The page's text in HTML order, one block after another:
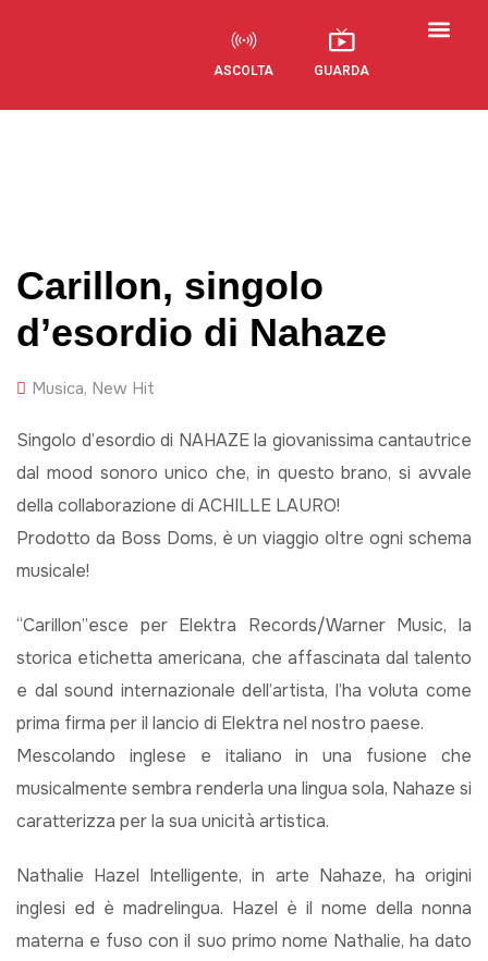
ASCOLTA GUARDA
Carillon, singolo
d’esordio di Nahaze
Musica, New Hit
Singolo d’esordio di NAHAZE la giovanissima cantautrice
dal mood sonoro unico che, in questo brano, si avvale
della collaborazione di ACHILLE LAURO!
Prodotto da Boss Doms, è un viaggio oltre ogni schema
musicale!
“Carillon”esce per Elektra Records/Warner Music, la
storica etichetta americana, che affascinata dal talento
e dal sound internazionale dell’artista, l’ha voluta come
prima firma per il lancio di Elektra nel nostro paese.
Mescolando inglese e italiano in una fusione che
musicalmente sembra renderla una lingua sola, Nahaze si
caratterizza per la sua unicità artistica.
Nathalie Hazel Intelligente, in arte Nahaze, ha origini
inglesi ed è madrelingua. Hazel è il nome della nonna
materna e fuso con il suo primo nome Nathalie, ha dato